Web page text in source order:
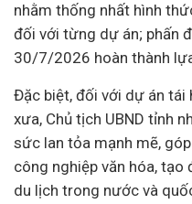
nhằm thống nhất hình
đối với từng dự án; phấn
30/7/2026 hoàn thành
Đặc biệt, đối với dự án tái
xưa, Chủ tịch UBND tỉnh
sức lan tỏa mạnh mẽ,
công nghiệp văn hóa,
du lịch trong nước và